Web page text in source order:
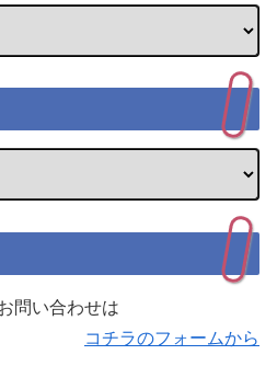
問い合わせは
コチラのフォームから